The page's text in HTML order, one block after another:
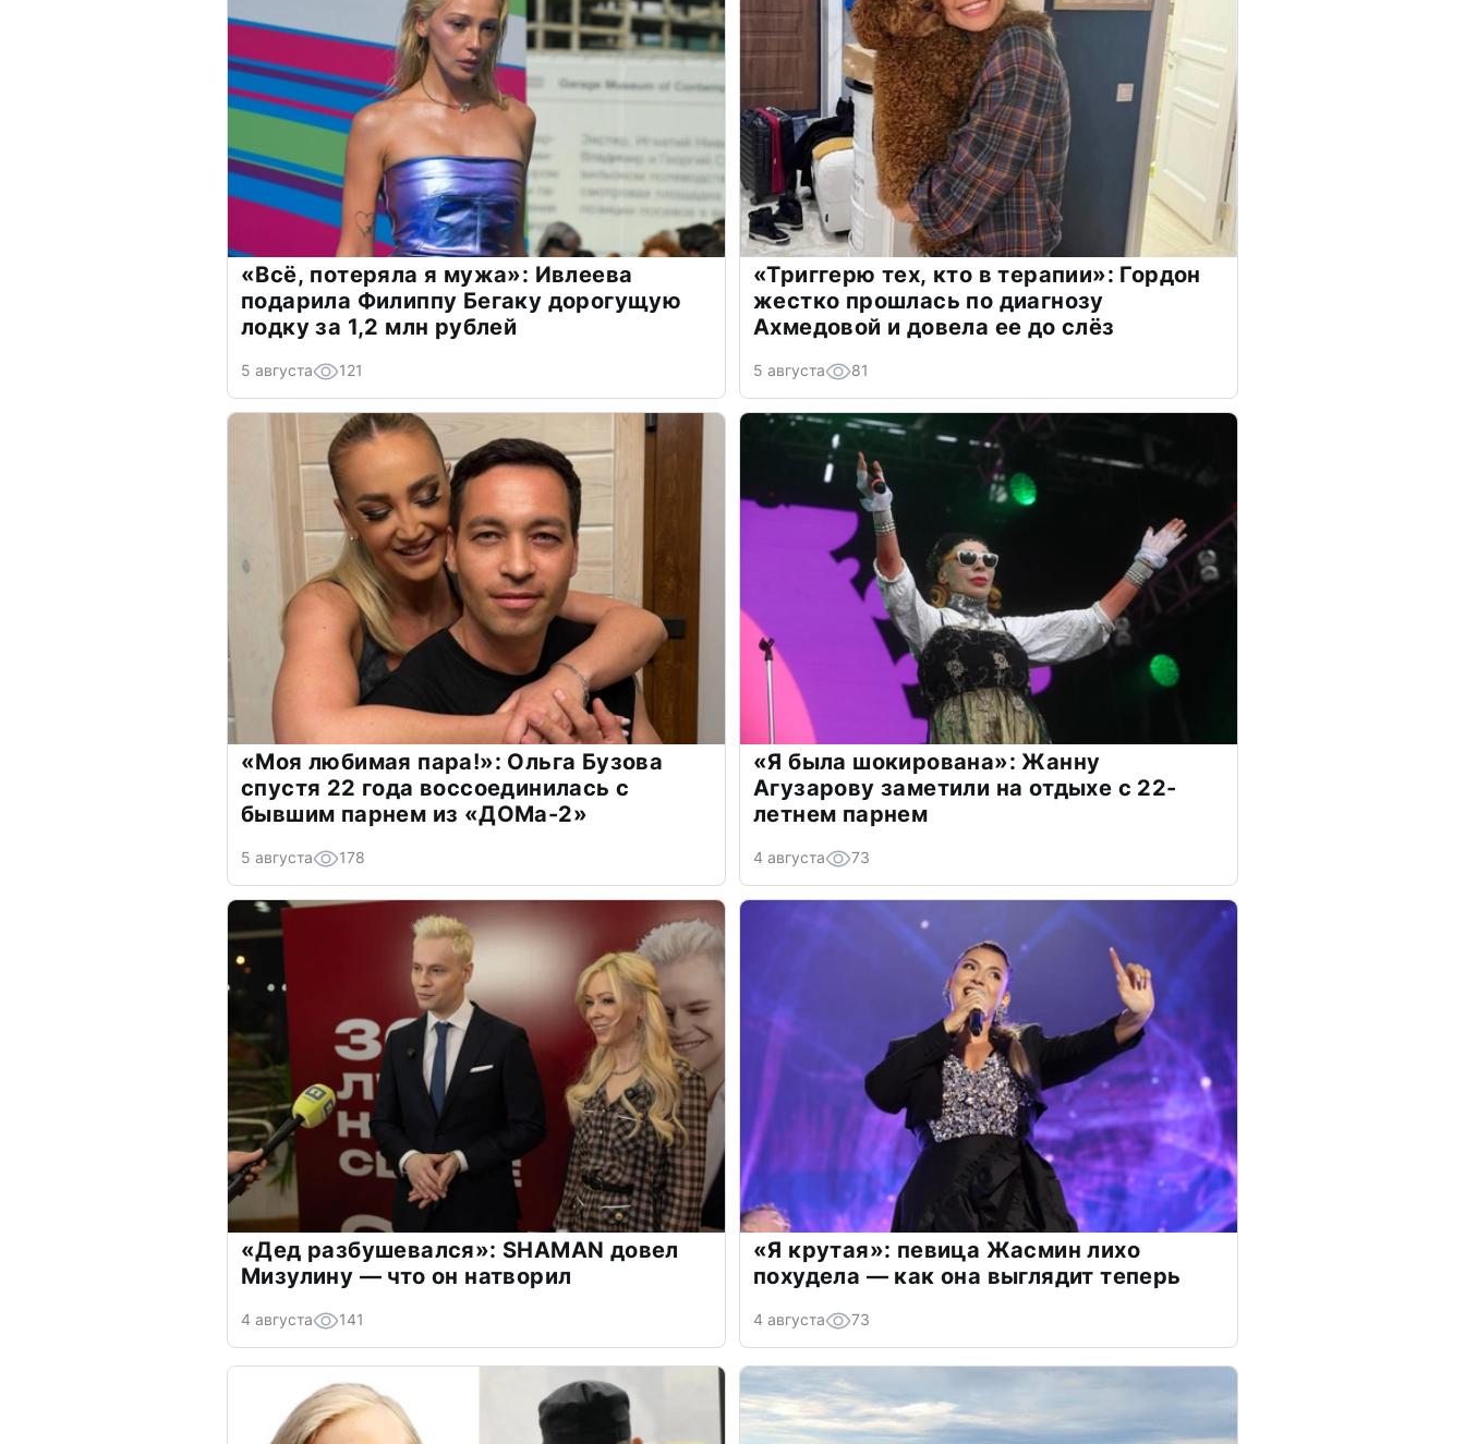
«Всё, потеряла я мужа»: Ивлеева
подарила Филиппу Бегаку дорогущую
лодку за 1,2 млн рублей
5 августа 121
«Триггерю тех, кто в терапии»: Гордон
жестко прошлась по диагнозу
Ахмедовой и довела ее до слёз
5 августа 81
«Моя любимая пара!»: Ольга Бузова
спустя 22 года воссоединилась с
бывшим парнем из «ДОМа-2»
5 августа 178
«Я была шокирована»: Жанну
Агузарову заметили на отдыхе с 22-
летнем парнем
4 августа 73
«Дед разбушевался»: SHAMAN довел
Мизулину — что он натворил
4 августа 141
«Я крутая»: певица Жасмин лихо
похудела — как она выглядит теперь
4 августа 73